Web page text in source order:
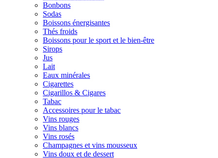
Bonbons
Sodas
Boissons énergisantes
Thés froids
Boissons pour le sport et le bien-être
Sirops
Jus
Lait
Eaux minérales
Cigarettes
Cigarillos & Cigares
Tabac
Accessoires pour le tabac
Vins rouges
Vins blancs
Vins rosés
Champagnes et vins mousseux
Vins doux et de dessert